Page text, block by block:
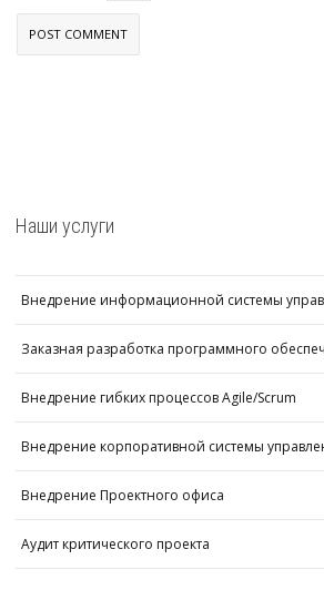
Наши услуги
Внедрение информационной системы
Заказная разработка программного
Внедрение гибких процессов Agile/Scrum
Внедрение корпоративной системы
Внедрение Проектного офиса
Аудит критического проекта